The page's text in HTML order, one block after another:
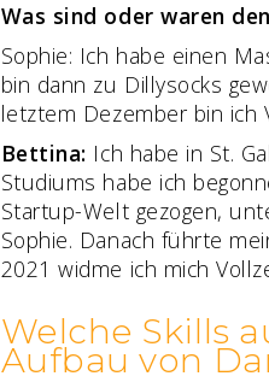
Was sind oder waren
Sophie: Ich habe einen
bin dann zu Dillysocks
letztem Dezember bin ich
Bettina: Ich habe in St.
Studiums habe ich
Startup-Welt gezogen,
Sophie. Danach führte
2021 widme ich mich
Welche Skills
Aufbau von